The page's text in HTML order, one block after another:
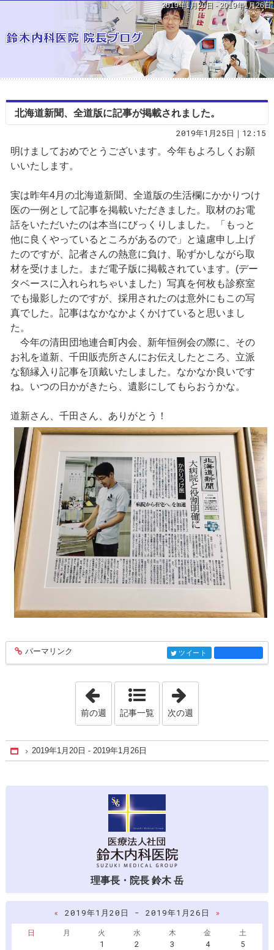
2019年1月20日 - 2019年1月26日
北海道新聞、全道版に記事が掲載されました。
2019年1月25日｜12:15
明けましておめでとうございます。今年もよろしくお願
いいたします。
実は昨年4月の北海道新聞、全道版の生活欄にかかりつけ
医の一例として記事を掲載いただきました。取材のお電
話をいただいたのは本当にびっくりしました。「もっと
他に良くやっているところがあるので」と遠慮申し上げ
たのですが、記者さんの熱意に負け、恥ずかしながら取
材を受けました。
まだ電子版に掲載されています。 (デー
タベースに入れられちゃいました）写真を何枚も診察室
でも撮影したのですが、採用されたのは意外にもこの写
真でした。記事はなかなかよくかけていると思いまし
た。
今年の清田団地連合町内会、新年恒例会の際に、その
お礼を道新、千田販売所さんにお伝えしたところ、立派
な額縁入り記事を頂戴いたしました。なかなか良いです
ね。いつの日かがきたら、遺影にしてもらおうかな。
道新さん、千田さん、ありがとう！
entry963
パーマリンク entry963
ツイート
「2018年11月25日 - 2018年12月 1日」
前の週 記事一覧 次の週
Home
2019年1月20日 - 2019年1月26日
理事長・院長 鈴木 岳
« 2019年1月20日 - 2019年1月26日
»
日
月 火 水 木 金
土
1
2 3 4
5